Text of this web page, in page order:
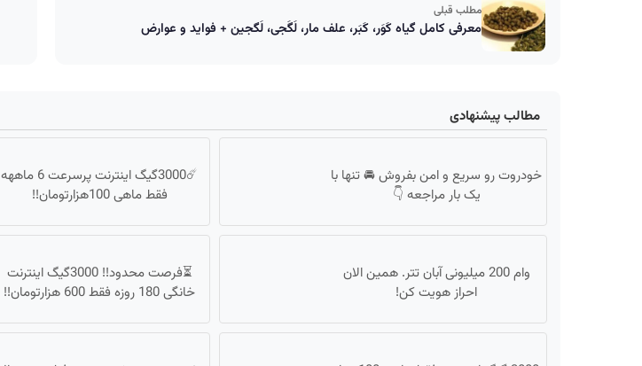
مطلب قبلی
معرفی کامل گیاه کَوَر، کَبَر، علف مار، لَگَجی، لَگجین + فواید و عوارض
مطالب پیشنهادی
خودروت رو سریع و امن بفروش 🚘 تنها با
یک بار مراجعه 👇
☄️3000گیگ اینترنت پرسرعت 6 ماههه
فقط ماهی 100هزارتومان!!
وام 200 میلیونی آبان تتر. همین الان
احراز هویت کن!
⏳فرصت محدود!! 3000گیگ اینترنت
خانگی 180 روزه فقط 600 هزارتومان!!